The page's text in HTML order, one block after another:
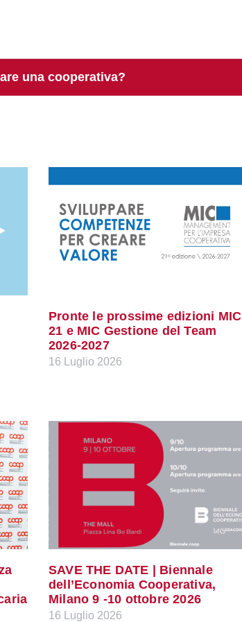
una cooperativa?
Pronte le prossime edizioni MIC
21 e MIC Gestione del Team
2026-2027
16 Luglio 2026
SAVE THE DATE | Biennale
dell’Economia Cooperativa,
Milano 9 -10 ottobre 2026
16 Luglio 2026